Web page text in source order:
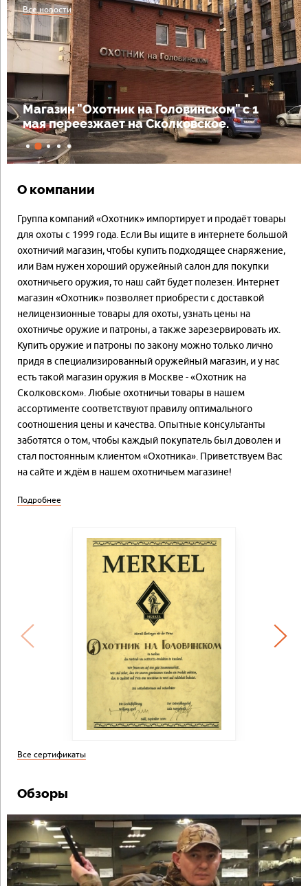
Все новости
Пневматические винтовки со скидкой
30%
О компании
Группа компаний «Охотник» импортирует и продаёт товары
для охоты с 1999 года. Если Вы ищите в интернете большой
охотничий магазин, чтобы купить подходящее снаряжение,
или Вам нужен хороший оружейный салон для покупки
охотничьего оружия, то наш сайт будет полезен. Интернет
магазин «Охотник» позволяет приобрести с доставкой
нелицензионные товары для охоты, узнать цены на
охотничье оружие и патроны, а также зарезервировать их.
Купить оружие и патроны по закону можно только лично
придя в специализированный оружейный магазин, и у нас
есть такой магазин оружия в Москве - «Охотник на
Сколковском». Любые охотничьи товары в нашем
ассортименте соответствуют правилу оптимального
соотношения цены и качества. Опытные консультанты
заботятся о том, чтобы каждый покупатель был доволен и
стал постоянным клиентом «Охотника». Приветствуем Вас
на сайте и ждём в нашем охотничьем магазине!
Подробнее
Все сертификаты
Обзоры